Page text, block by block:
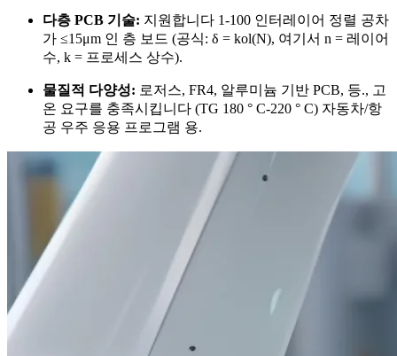
다층 PCB 기술: 지원합니다 1-100 인터레이어 정렬 공차
가 ≤15μm 인 층 보드 (공식: δ = kol(N), 여기서 n = 레이어
수, k = 프로세스 상수).
물질적 다양성: 로저스, FR4, 알루미늄 기반 PCB, 등., 고
온 요구를 충족시킵니다 (TG 180 ° C-220 ° C) 자동차/항
공 우주 응용 프로그램 용.